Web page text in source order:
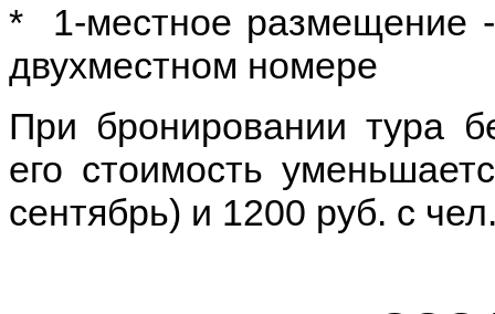
* 1-местное размещение
двухместном номере
При бронировании тура
его стоимость
сентябрь) и 1200 руб. с